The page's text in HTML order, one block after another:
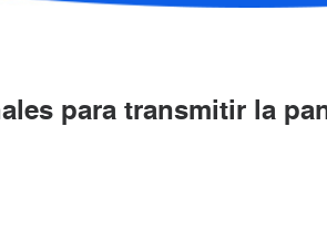
para transmitir la